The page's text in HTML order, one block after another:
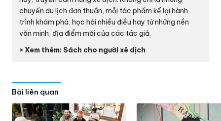
chuyến du lịch đơn thuần, mỗi tác phẩm kể lại hành
trình khám phá, học hỏi nhiều điều hay từ những nền
văn minh, địa điểm mới của các tác giả.
> Xem thêm: Sách cho người xê dịch
Bài liên quan